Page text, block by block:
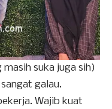
masih suka juga sih)
galau.
Wajib kuat